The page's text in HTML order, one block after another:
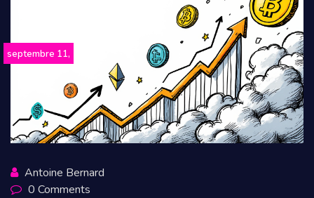
septembre 11,
Antoine Bernard
0 Comments